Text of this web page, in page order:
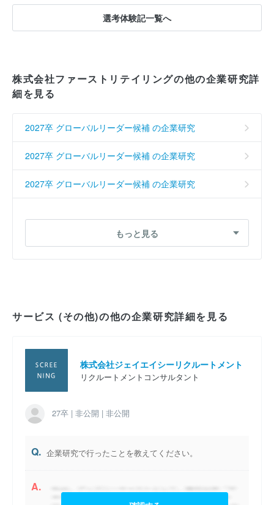
選考体験記一覧へ
株式会社ファーストリテイリングの他の企業研究詳
細を見る
2027卒 グローバルリーダー候補 の企業研究
2027卒 グローバルリーダー候補 の企業研究
2027卒 グローバルリーダー候補 の企業研究
2027卒 グローバルリーダー候補 の企業研究
2027卒 地域正社員 の企業研究
2027卒 グローバルリーダー候補 の企業研究
2027卒 グローバルリーダー候補 の企業研究
もっと見る
サービス (その他)の他の企業研究詳細を見る
株式会社ジェイエイシーリクルートメント
リクルートメントコンサルタント
27卒 | 非公開 | 非公開
Q. 企業研究で行ったことを教えてください。
A.